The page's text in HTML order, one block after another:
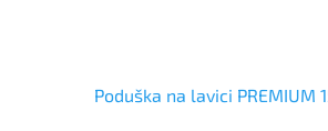
Poduška na lavici PREMIUM